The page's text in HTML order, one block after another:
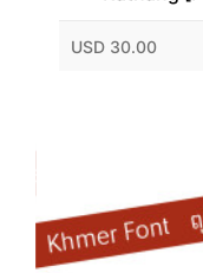
USD 30.00